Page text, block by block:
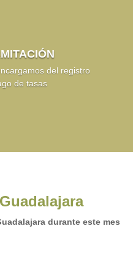
del registro
de tasas
durante este mes